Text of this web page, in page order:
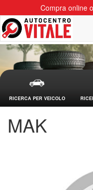
Compra online
RICERCA PER VEICOLO
MAK